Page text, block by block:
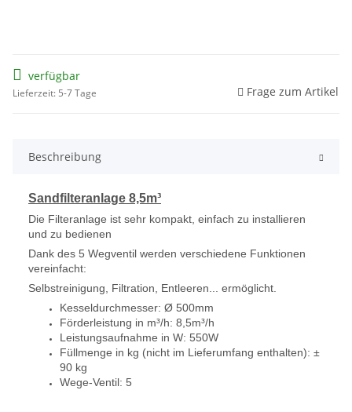
verfügbar
Lieferzeit: 5-7 Tage Frage zum Artikel
Beschreibung
Sandfilteranlage 8,5m³
Die Filteranlage ist sehr kompakt, einfach zu installieren
und zu bedienen
Dank des 5 Wegventil werden verschiedene Funktionen
vereinfacht:
Selbstreinigung, Filtration, Entleeren... ermöglicht.
Kesseldurchmesser: Ø 500mm
Förderleistung in m³/h: 8,5m³/h
Leistungsaufnahme in W: 550W
Füllmenge in kg (nicht im Lieferumfang enthalten): ±
90 kg
Wege-Ventil: 5